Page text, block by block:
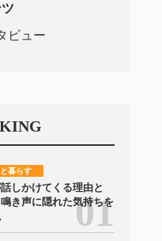
ビュー
暮らす
しかけてくる理由と
き声に隠れた気持ちを